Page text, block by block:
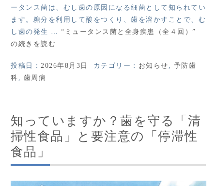
ータンス菌は、むし歯の原因になる細菌として知られてい
ます。糖分を利用して酸をつくり、歯を溶かすことで、む
し歯の発生 …“ミュータンス菌と全身疾患（全４回）”
の続きを読む
投稿日：2026年8月3日 カテゴリー： お知らせ , 予防歯
科 , 歯周病
知っていますか？歯を守る「清
掃性食品」と要注意の「停滞性
食品」